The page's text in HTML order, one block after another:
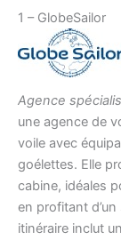
1 – GlobeSailor
Agence
une agence de
voile avec
goélettes. Elle
cabine, idéales
en profitant
itinéraire inclut